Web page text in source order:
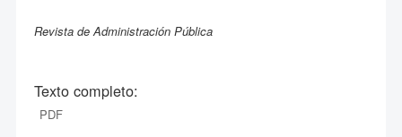
Revista de Administración Pública
Texto completo:
PDF